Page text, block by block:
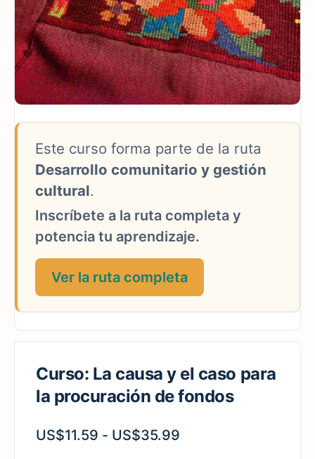
Este curso forma parte de la ruta
Desarrollo comunitario y gestión
cultural.
Inscríbete a la ruta completa y
potencia tu aprendizaje.
Ver la ruta completa
Curso: La causa y el caso para
la procuración de fondos
US$11.59 - US$35.99